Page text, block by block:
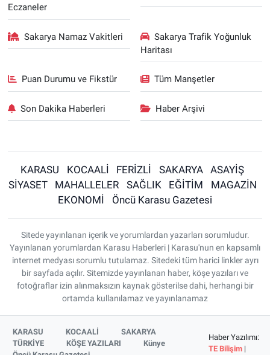
Eczaneler
Sakarya Namaz Vakitleri
Sakarya Trafik Yoğunluk
Haritası
Puan Durumu ve Fikstür Tüm Manşetler
Son Dakika Haberleri Haber Arşivi
KARASU KOCAALİ FERİZLİ SAKARYA
ASAYİŞ
SİYASET
MAHALLELER SAĞLIK EĞİTİM
MAGAZİN
EKONOMİ
Öncü Karasu Gazetesi
Sitede yayınlanan içerik ve yorumlardan yazarları sorumludur.
Yayınlanan yorumlardan Karasu Haberleri | Karasu'nun en kapsamlı
internet medyası sorumlu tutulamaz. Sitedeki tüm harici linkler ayrı
bir sayfada açılır. Sitemizde yayınlanan haber, köşe yazıları ve
fotoğraflar izin alınmaksızın kaynak gösterilse dahi, herhangi bir
ortamda kullanılamaz ve yayınlanamaz
KARASU KOCAALİ
SAKARYA
TÜRKİYE
KÖŞE YAZILARI
Künye
Haber Yazılımı:
TE Bilişim|